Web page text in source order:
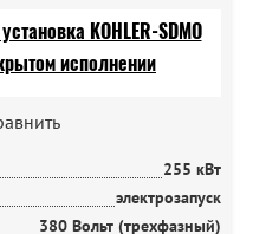
255 кВт
электрозапуск
380 Вольт (трехфазный)